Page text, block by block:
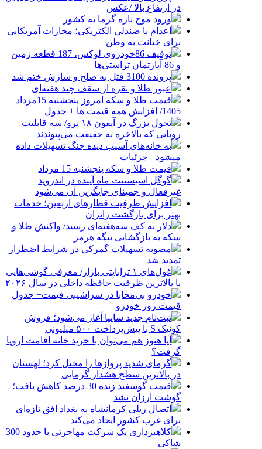
در ارتفاع بالا /عکس
ورود موج تازه گرما به کشور
اعدام با صندلی الکتریکی؛ مجازات آمریکایی
برای خیانت به وطن
توقیف 86خودروی لوکس، 187 قطعه زمین
و 86 آپارتمان تراستی‌ها
پرونده 3100 قتل به صلح و سازش ختم شد
عبور طلا و نقره از سقف چند هفته‌ای
قیمت طلا و سکه امروز پنجشنبه 15مرداد
1405/ افزایش همه قیمت ها + جدول
تحول بزرگ در آیفون ۱۸ پرو/ سه قابلیت
رویایی که بالاخره به حقیقت می‌پیوندند
به خانه‌های آسیب دیده جنگ تسهیلات داده
میشود+ جزئیات
قیمت طلا و سکه پنجشنبه 15 مرداد
گوگل اسیستنت ماه آینده در اندروید
غیرفعال و جمینای جایگزین آن می‌شود
افزایش ظرفیت قطارهای اربعین؛ خدمات
بهتر برای بازگشت زائران
دلار به کف سه‌هفته‌ای رسید/ واکنش طلا و
سکه به بازگشایی تنگه هرمز
مصوبه تسهیلات گمرکی در شرایط اضطرار
تمدید شد
غول‌های ۱ ترابایتی بازار/ معرفی گوشی‌هایی
با بالاترین ظرفیت حافظه داخلی در سال ۲۰۲۶
خودرو بی‌محابا در سراشیبی قیمت+ جدول
قیمت روز خودرو
ثبت‌نام جدید سایپا آغاز می‌شود؛ فروش
کوئیک S با پیش‌پرداخت ۵۰۰ میلیونی
آیا هنوز هم می‌توان با خرید خانه اقامت اروپا
گرفت؟
گرمای شدید پروازها را مختل کرد؛ لهستان
در بالاترین سطح هشدار گرمایی
قیمت گوسفند زنده 30 درصد کاهش یافت؛
گوشت ارزان نشد
اتصال ریلی کرمانشاه به بغداد افق تازه‌ای
برای غرب کشور ایجاد می‌کند
کلاهبرداری یک شرکت مهاجرتی با حدود 300
شاکی